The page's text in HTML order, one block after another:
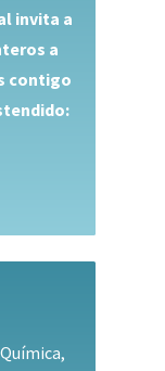
invita a
a
contigo
Química,